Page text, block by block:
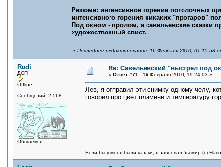
Резюме: интенсивное горение потолочных
интенсивного горения никаких "прогаров"
Под окном - пролом, а савельевские сказки
художественный свист.
« Последнее редактирование: 16 Февраля 2010, 01:15:58
Radi
ДСП
Offline
Сообщений: 2,568
Общаемся!
Re: Савельевский "выстрел под
« Ответ #71 : 16 Февраля 2010, 19:24:03 »
Лев, я отправил эти снимку одному челу,
говорил про цвет пламени и температуру
Если бы у меня были казаки, я завоевал бы мир (с)